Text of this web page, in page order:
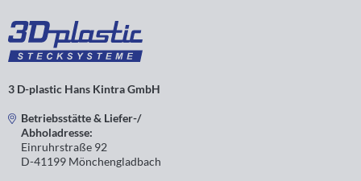
3 D-plastic Hans Kintra GmbH
Betriebsstätte & Liefer-/
Abholadresse:
Einruhrstraße 92
D-41199 Mönchengladbach